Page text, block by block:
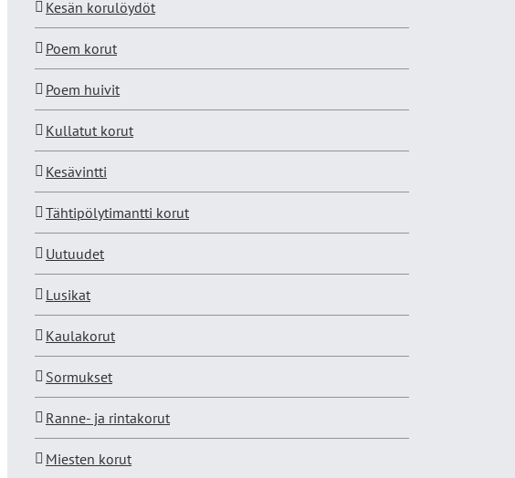
Kesän korulöydöt
Poem korut
Poem huivit
Kullatut korut
Kesävintti
Tähtipölytimantti korut
Uutuudet
Lusikat
Kaulakorut
Sormukset
Ranne- ja rintakorut
Miesten korut